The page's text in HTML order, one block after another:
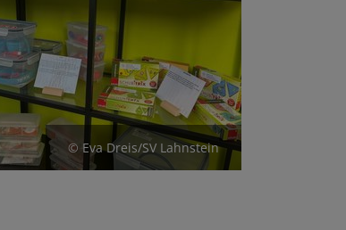
© Eva Dreis/SV Lahnstein